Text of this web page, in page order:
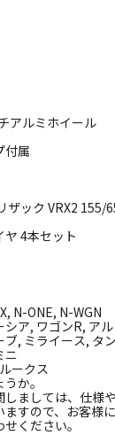
アルミホイール
付属
ザック VRX2 155/
ヤ 4本セット
N-ONE, N-WGN
シア, ワゴンR, ア
ブ, ミライース, タ
ニ
ークス
か。
ましては、仕様
ますので、お客様
ください。